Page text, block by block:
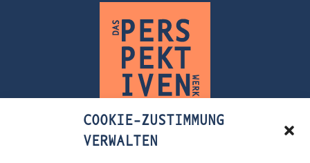
COOKIE-ZUSTIMMUNG
VERWALTEN